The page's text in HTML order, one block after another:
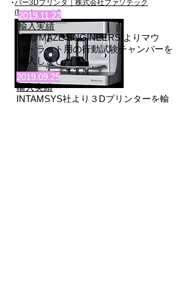
バー3Dプリンタ｜株式会社ファソテック
(fasotec.co.jp)
2019.11.22
輸入実績
米国 MAZE ENGINEERS よりマウ
ス・ラット用の行動試験チャンバーを
輸入しました
2019.09.25
輸入実績
INTAMSYS社より３Dプリンターを輸